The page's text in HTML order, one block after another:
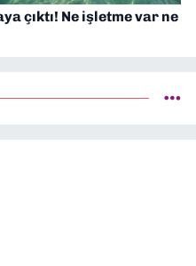
çıktı! Ne işletme var ne